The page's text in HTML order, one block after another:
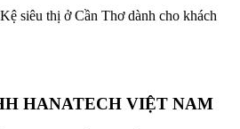
siêu thị ở Cần Thơ dành cho khách
HANATECH VIỆT NAM